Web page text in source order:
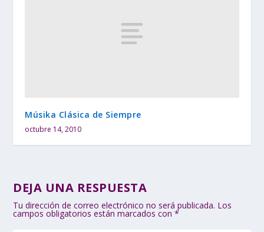
Músika Clásica de Siempre
octubre 14, 2010
DEJA UNA RESPUESTA
Tu dirección de correo electrónico no será publicada. Los
campos obligatorios están marcados con*